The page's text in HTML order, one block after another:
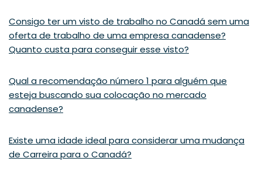
Consigo ter um visto de trabalho no Canadá sem uma
oferta de trabalho de uma empresa canadense?
Quanto custa para conseguir esse visto?
Qual a recomendação número 1 para alguém que
esteja buscando sua colocação no mercado
canadense?
Existe uma idade ideal para considerar uma mudança
de Carreira para o Canadá?